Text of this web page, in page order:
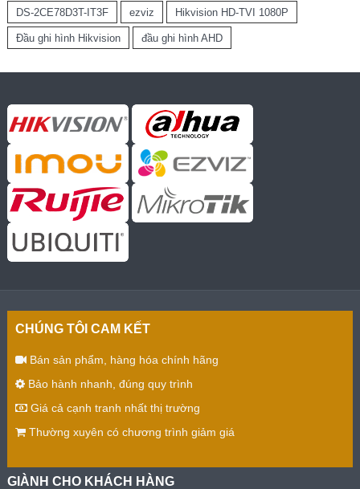
DS-2CE78D3T-IT3F ezviz Hikvision HD-TVI 1080P
Đầu ghi hình Hikvision đầu ghi hình AHD
CHÚNG TÔI CAM KẾT
Bán sản phẩm, hàng hóa chính hãng
Bảo hành nhanh, đúng quy trình
Giá cả cạnh tranh nhất thị trường
Thường xuyên có chương trình giảm giá
GIÀNH CHO KHÁCH HÀNG